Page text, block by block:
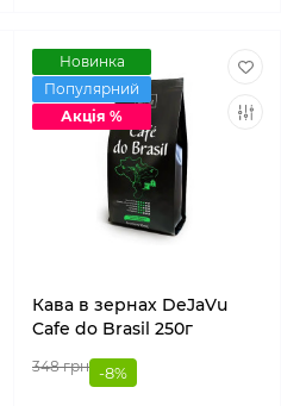
Новинка
Популярний
Акція %
Кава в зернах DeJaVu
Cafe do Brasil 250г
348 грн -8%